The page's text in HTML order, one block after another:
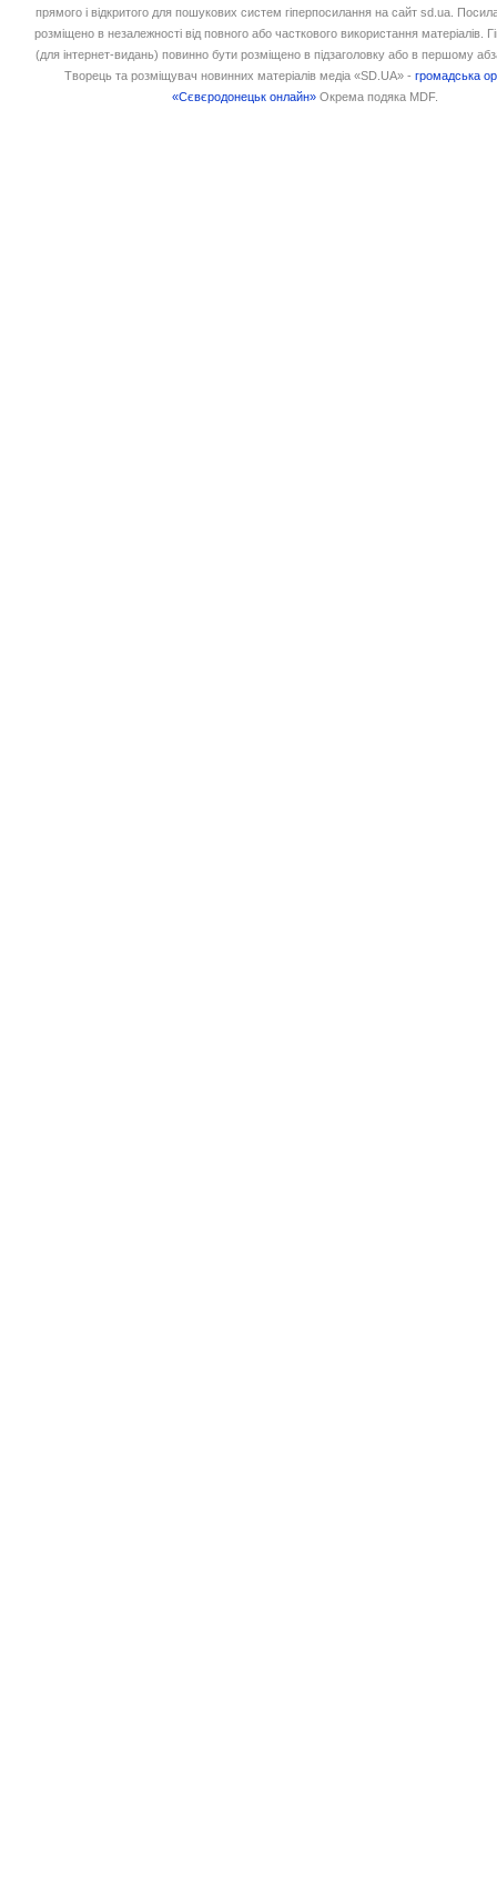
прямого і відкритого для пошукових систем гіперпосилання на сайт sd.ua.
розміщено в незалежності від повного або часткового використання матеріалів.
(для інтернет-видань) повинно бути розміщено в підзаголовку або в першому
Творець та розміщувач новинних матеріалів медіа «SD.UA» -громадська
«Сєвєродонецьк онлайн» Окрема подяка MDF.